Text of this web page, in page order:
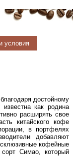
условия
достойному
как родина
расширять свое
китайского кофе
в портфелях
добавляют
кофейные
Симао, который